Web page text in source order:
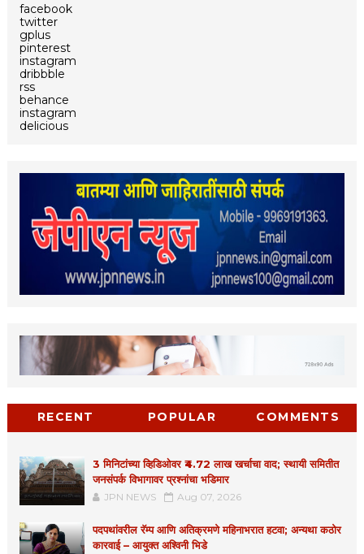
facebook
twitter
gplus
pinterest
instagram
dribbble
rss
behance
instagram
delicious
RECENT POPULAR COMMENTS
3 मिनिटांच्या व्हिडिओवर ₹4.72 लाख खर्चाचा वाद; स्थायी समितीत
जनसंपर्क विभागावर प्रश्नांचा भडिमार
JPN NEWS Aug 07, 2026
पदपथांवरील रॅम्प आणि अतिक्रमणे महिनाभरात हटवा; अन्यथा कठोर
कारवाई – आयुक्त अश्विनी भिडे